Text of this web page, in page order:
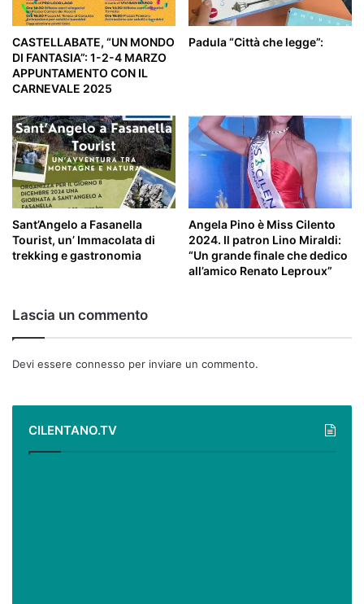
CASTELLABATE, “UN MONDO
DI FANTASIA”: 1-2-4 MARZO
APPUNTAMENTO CON IL
CARNEVALE 2025
Padula “Città che legge”:
Sant’Angelo a Fasanella
Tourist, un’ Immacolata di
trekking e gastronomia
Angela Pino è Miss Cilento
2024. Il patron Lino Miraldi:
“Un grande finale che dedico
all’amico Renato Leproux”
Lascia un commento
Devi essere connesso per inviare un commento.
CILENTANO.TV